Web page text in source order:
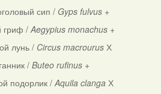
сип / Gyps fulvus+
гриф /Aegypius monachus+
лунь / Circus macrourusХ
/ Buteo rufinus+
подорлик /Aquila clangaХ